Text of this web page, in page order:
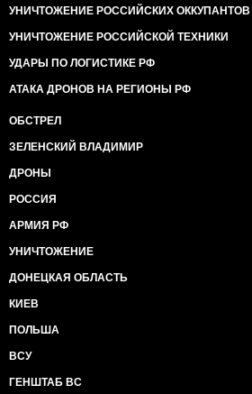
УНИЧТОЖЕНИЕ РОССИЙСКИХ ОККУПАНТОВ
УНИЧТОЖЕНИЕ РОССИЙСКОЙ ТЕХНИКИ
УДАРЫ ПО ЛОГИСТИКЕ РФ
АТАКА ДРОНОВ НА РЕГИОНЫ РФ
ОБСТРЕЛ
ЗЕЛЕНСКИЙ ВЛАДИМИР
ДРОНЫ
РОССИЯ
АРМИЯ РФ
УНИЧТОЖЕНИЕ
ДОНЕЦКАЯ ОБЛАСТЬ
КИЕВ
ПОЛЬША
ВСУ
ГЕНШТАБ ВС